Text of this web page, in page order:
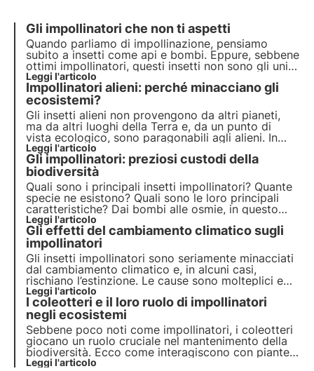
Gli impollinatori che non ti aspetti
Quando parliamo di impollinazione, pensiamo
subito a insetti come api e bombi. Eppure, sebbene
ottimi impollinatori, questi insetti non sono gli unici
a contribuire a questo importante servizio
ecosistemico.
Leggi l'articolo
Impollinatori alieni: perché minacciano gli
ecosistemi?
Gli insetti alieni non provengono da altri pianeti,
ma da altri luoghi della Terra e, da un punto di
vista ecologico, sono paragonabili agli alieni. In
questo articolo parliamo di cosa siano, quali siano
i più diffusi e scopriremo come possiamo aiutare
gli impollinatori grazie ai progetti di 3Bee.
Leggi l'articolo
Gli impollinatori: preziosi custodi della
biodiversità
Quali sono i principali insetti impollinatori? Quante
specie ne esistono? Quali sono le loro principali
caratteristiche? Dai bombi alle osmie, in questo
articolo conosceremo le principali specie di
impollinatori, preziosi custodi della biodiversità
Leggi l'articolo
Gli effetti del cambiamento climatico sugli
impollinatori
Gli insetti impollinatori sono seriamente minacciati
dal cambiamento climatico e, in alcuni casi,
rischiano l’estinzione. Le cause sono molteplici e
possono coinvolgere direttamente gli insetti o
indirettamente le piante che visitano. Ma quali
sono gli effetti? Scopriamolo in questo articolo.
Leggi l'articolo
I coleotteri e il loro ruolo di impollinatori
negli ecosistemi
Sebbene poco noti come impollinatori, i coleotteri
giocano un ruolo cruciale nel mantenimento della
biodiversità. Ecco come interagiscono con piante
in diversi habitat e quali specie sono attive in Italia.
Leggi l'articolo